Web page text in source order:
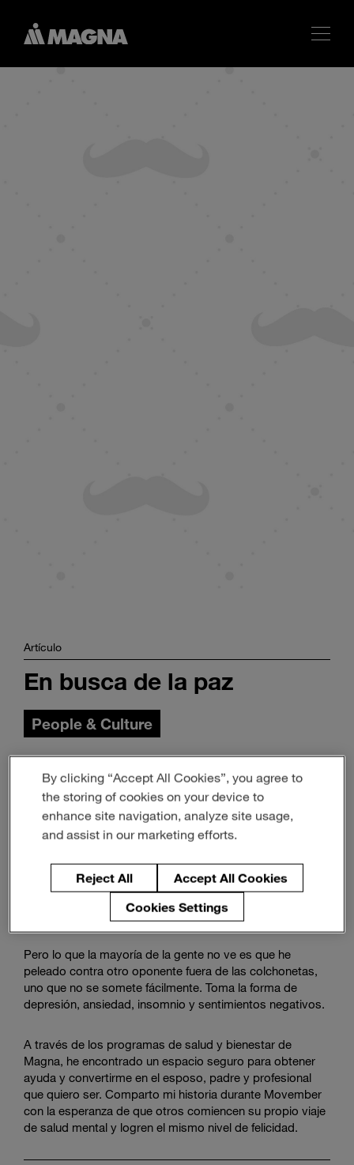
Artículo
En busca de la paz
People & Culture
Guillermo Canonoviembre 06, 20253-min read
He pasado la mayor parte de mi vida adulta compitiendo
es necesario demostrar fuerza a través de la fuerza.
Obtuve mi cinturón negro después de años de
entrenamiento, un logro que parecía imposible cuando
comencé mi viaje hace 23 años.
Pero lo que la mayoría de la gente no ve es que he
peleado contra otro oponente fuera de las colchonetas,
uno que no se somete fácilmente. Toma la forma de
depresión, ansiedad, insomnio y sentimientos negativos.
A través de los programas de salud y bienestar de
Magna, he encontrado un espacio seguro para obtener
ayuda y convertirme en el esposo, padre y profesional
que quiero ser. Comparto mi historia durante Movember
con la esperanza de que otros comiencen su propio viaje
de salud mental y logren el mismo nivel de felicidad.
By clicking “Accept All Cookies”, you agree to
the storing of cookies on your device to
enhance site navigation, analyze site usage,
and assist in our marketing efforts.
Reject All
Accept All Cookies
Cookies Settings